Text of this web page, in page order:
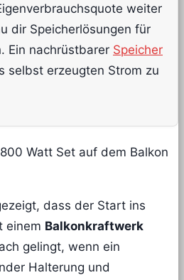
weiter
dir Speicherlösungen für
Ein nachrüstbarer Speicher
selbst erzeugten Strom zu
dass der Start ins
einem Balkonkraftwerk
gelingt, wenn ein
Halterung und